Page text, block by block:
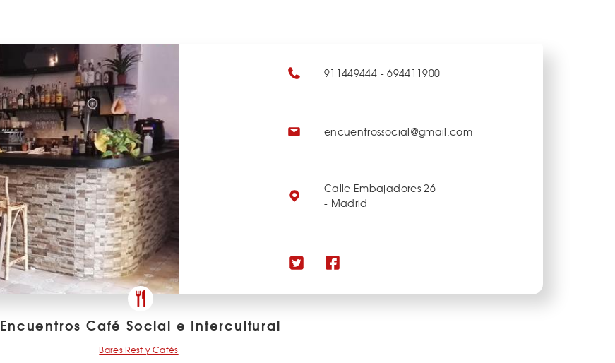
911449444 - 694411900
encuentrossocial@gmail.com
Calle Embajadores 26
- Madrid
Encuentros Café Social e Intercultural
Bares Rest y Cafés